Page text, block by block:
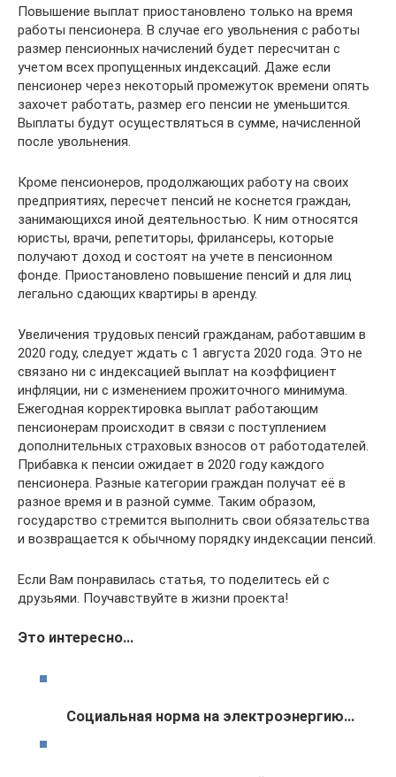
Повышение выплат приостановлено только на время
работы пенсионера. В случае его увольнения с работы
размер пенсионных начислений будет пересчитан с
учетом всех пропущенных индексаций. Даже если
пенсионер через некоторый промежуток времени опять
захочет работать, размер его пенсии не уменьшится.
Выплаты будут осуществляться в сумме, начисленной
после увольнения.
Кроме пенсионеров, продолжающих работу на своих
предприятиях, пересчет пенсий не коснется граждан,
занимающихся иной деятельностью. К ним относятся
юристы, врачи, репетиторы, фрилансеры, которые
получают доход и состоят на учете в пенсионном
фонде. Приостановлено повышение пенсий и для лиц
легально сдающих квартиры в аренду.
Увеличения трудовых пенсий гражданам, работавшим в
2020 году, следует ждать с 1 августа 2020 года. Это не
связано ни с индексацией выплат на коэффициент
инфляции, ни с изменением прожиточного минимума.
Ежегодная корректировка выплат работающим
пенсионерам происходит в связи с поступлением
дополнительных страховых взносов от работодателей.
Прибавка к пенсии ожидает в 2020 году каждого
пенсионера. Разные категории граждан получат её в
разное время и в разной сумме. Таким образом,
государство стремится выполнить свои обязательства
и возвращается к обычному порядку индексации пенсий.
Если Вам понравилась статья, то поделитесь ей с
друзьями. Поучавствуйте в жизни проекта!
Это интересно…
Социальная норма на электроэнергию…